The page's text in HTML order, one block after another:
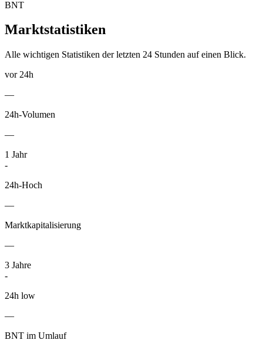
BNT
Marktstatistiken
Alle wichtigen Statistiken der letzten 24 Stunden auf einen Blick.
vor 24h
—
24h-Volumen
—
1 Jahr
-
24h-Hoch
—
Marktkapitalisierung
—
3 Jahre
-
24h low
—
BNT im Umlauf